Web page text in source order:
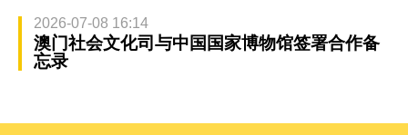
2026-07-08 16:14
澳门社会文化司与中国国家博物馆签署合作备
忘录